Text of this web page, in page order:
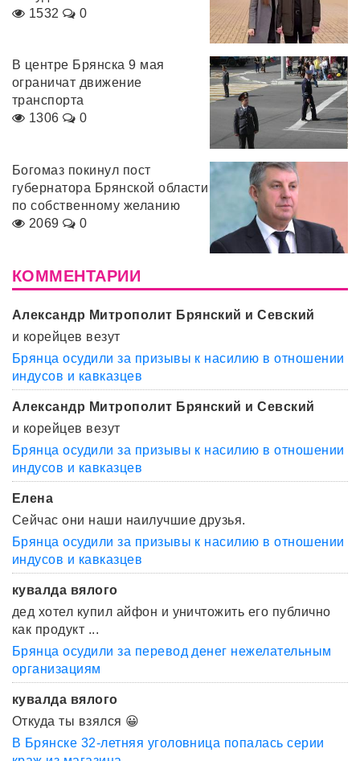
1532
0
В центре Брянска 9 мая
ограничат движение
транспорта
1306
0
Богомаз покинул пост
губернатора Брянской области
по собственному желанию
2069
0
КОММЕНТАРИИ
Александр Митрополит Брянский и Севский
и корейцев везут
Брянца осудили за призывы к насилию в отношении
индусов и кавказцев
Александр Митрополит Брянский и Севский
и корейцев везут
Брянца осудили за призывы к насилию в отношении
индусов и кавказцев
Елена
Сейчас они наши наилучшие друзья.
Брянца осудили за призывы к насилию в отношении
индусов и кавказцев
кувалда вялого
дед хотел купил айфон и уничтожить его публично
как продукт ...
Брянца осудили за перевод денег нежелательным
организациям
кувалда вялого
Откуда ты взялся 😀
В Брянске 32-летняя уголовница попалась серии